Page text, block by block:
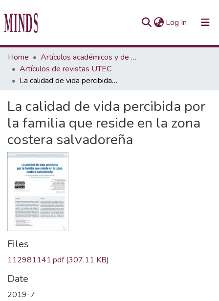
Log In (current)
Communities & Collections
All of Repository UTEC
Home
Artículos académicos y de opinión
Artículos de revistas UTEC
La calidad de vida percibida por la familia que reside en la zona costera salvadoreña
La calidad de vida percibida por
la familia que reside en la zona
costera salvadoreña
Files
112981141.pdf(307.11 KB)
Date
2019-7